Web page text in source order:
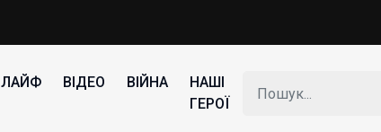
ЛАЙФ ВІДЕО ВІЙНА
НАШІ
ГЕРОЇ